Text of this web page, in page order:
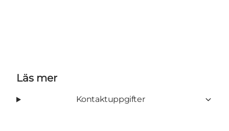
Läs mer
Kontaktuppgifter